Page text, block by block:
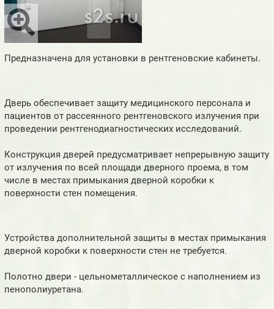
Предназначена для установки в рентгеновские кабинеты.
Дверь обеспечивает защиту медицинского персонала и
пациентов от рассеянного рентгеновского излучения при
проведении рентгенодиагностических исследований.
Конструкция дверей предусматривает непрерывную защиту
от излучения по всей площади дверного проема, в том
числе в местах примыкания дверной коробки к
поверхности стен помещения.
Устройства дополнительной защиты в местах примыкания
дверной коробки к поверхности стен не требуется.
Полотно двери - цельнометаллическое с наполнением из
пенополиуретана.